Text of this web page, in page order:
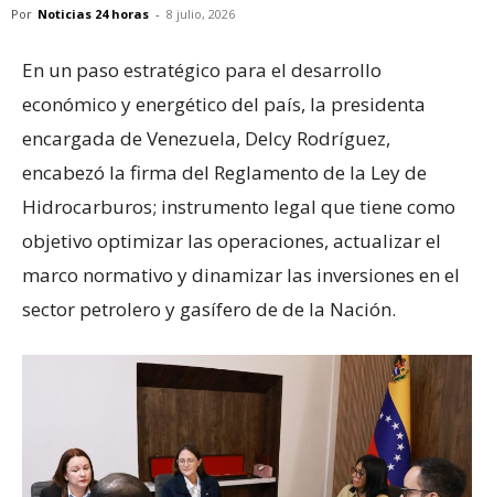
Por Noticias 24 horas - 8 julio, 2026
En un paso estratégico para el desarrollo
económico y energético del país, la presidenta
encargada de Venezuela, Delcy Rodríguez,
encabezó la firma del Reglamento de la Ley de
Hidrocarburos; instrumento legal que tiene como
objetivo optimizar las operaciones, actualizar el
marco normativo y dinamizar las inversiones en el
sector petrolero y gasífero de de la Nación.